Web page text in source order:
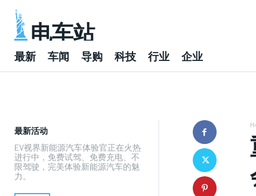
电车站
最新 车闻 导购 科技 行业 企业
最新活动
EV视界新能源汽车体验官正在火热
进行中，免费试驾、免费充电、不
限驾驶，完美体验新能源汽车的魅
力。